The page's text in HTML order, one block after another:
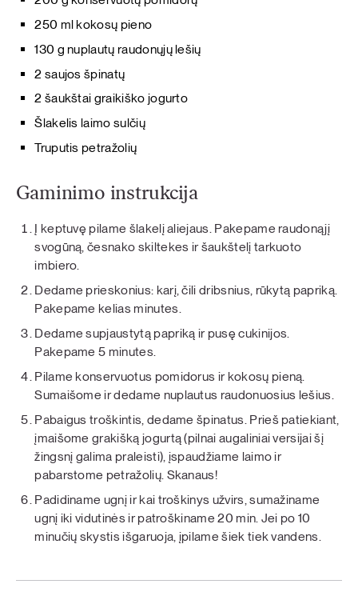
250 ml kokosų pieno
130 g nuplautų raudonųjų lešių
2 saujos špinatų
2 šaukštai graikiško jogurto
Šlakelis laimo sulčių
Truputis petražolių
Gaminimo instrukcija
Į keptuvę pilame šlakelį aliejaus. Pakepame raudonąjį
svogūną, česnako skiltekes ir šaukštelį tarkuoto
imbiero.
Dedame prieskonius: karį, čili dribsnius, rūkytą papriką.
Pakepame kelias minutes.
Dedame supjaustytą papriką ir pusę cukinijos.
Pakepame 5 minutes.
Pilame konservuotus pomidorus ir kokosų pieną.
Sumaišome ir dedame nuplautus raudonuosius lešius.
Pabaigus troškintis, dedame špinatus. Prieš patiekiant,
įmaišome grakišką jogurtą (pilnai augaliniai versijai šį
žingsnį galima praleisti), įspaudžiame laimo ir
pabarstome petražolių. Skanaus!
Padidiname ugnį ir kai troškinys užvirs, sumažiname
ugnį iki vidutinės ir patroškiname 20 min. Jei po 10
minučių skystis išgaruoja, įpilame šiek tiek vandens.